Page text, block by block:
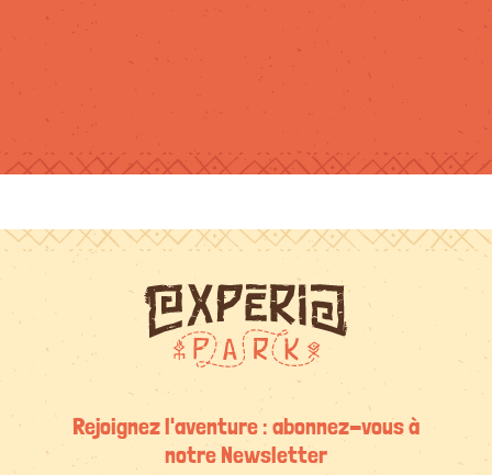
Rejoignez l'aventure : abonnez-vous à
notre Newsletter